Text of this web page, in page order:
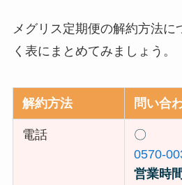
メグリス定期便の解約方法に
く表にまとめてみましょう。
解約方法 問い合
電話
〇
0570-
営業時